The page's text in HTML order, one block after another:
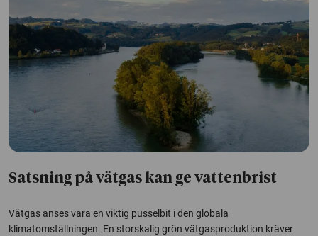
Satsning på vätgas kan ge vattenbrist
Vätgas anses vara en viktig pusselbit i den globala
klimatomställningen. En storskalig grön vätgasproduktion kräver